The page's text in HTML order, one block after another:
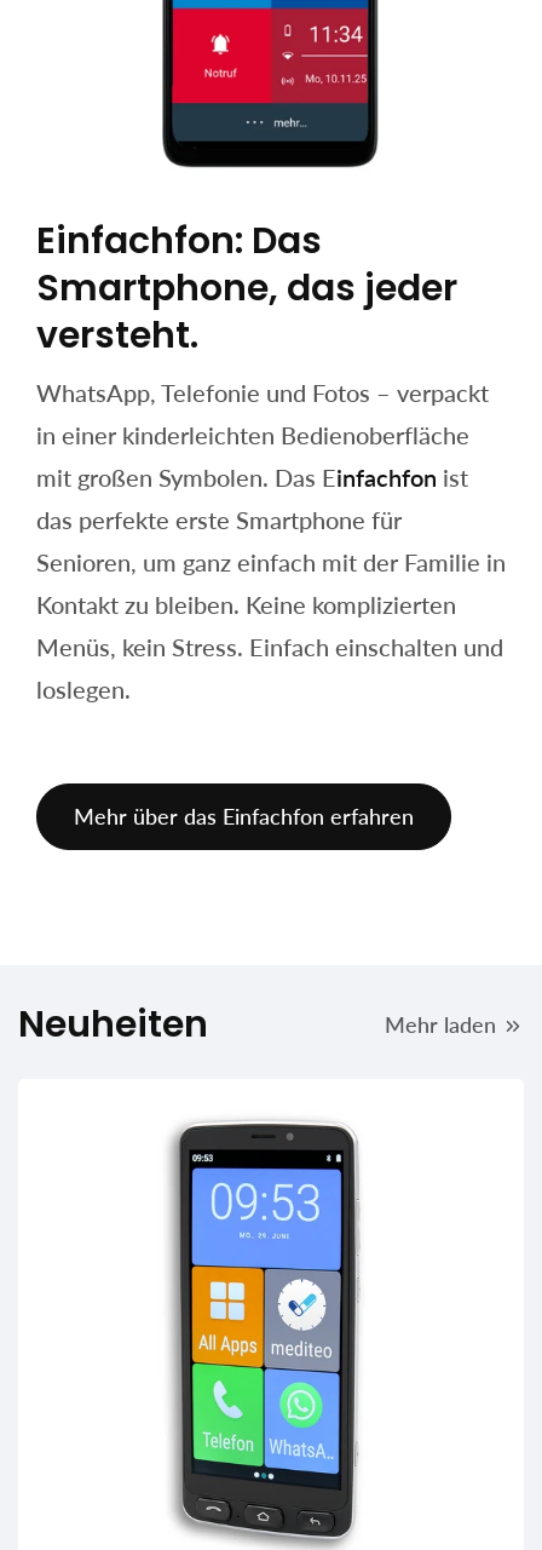
Einfachfon: Das
Smartphone, das jeder
versteht.
WhatsApp, Telefonie und Fotos – verpackt
in einer kinderleichten Bedienoberfläche
mit großen Symbolen. Das Einfachfon ist
das perfekte erste Smartphone für
Senioren, um ganz einfach mit der Familie in
Kontakt zu bleiben. Keine komplizierten
Menüs, kein Stress. Einfach einschalten und
loslegen.
Mehr über das Einfachfon erfahren
Neuheiten Mehr laden